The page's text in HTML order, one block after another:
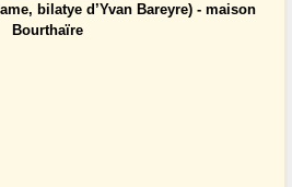
bilatye d’Yvan Bareyre) - maison
Bourthaïre